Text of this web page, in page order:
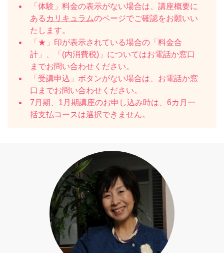
「体験」料金の表示がない場合は、講座概要に
ある カリキュラムのページでご確認をお願いい
たします。
「★」印が表示されている場合の「料金合
計」、「(内消費税)」についてはお電話か窓口
までお問い合わせください。
「受講申込」ボタンがない場合は、お電話か窓
口までお問い合わせください。
7月期、1月期講座のお申し込み時は、6カ月一
括支払コースは選択できません。